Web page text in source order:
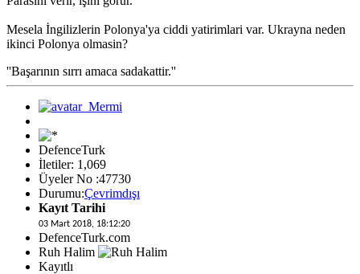
Mesela İngilizlerin Polonya'ya ciddi yatirimlari var. Ukrayna neden
ikinci Polonya olmasin?
''Başarının sırrı amaca sadakattir.''
DefenceTurk
İletiler: 1,069
Üyeler No :47730
Durumu:Çevrimdışı
Kayıt Tarihi
03 Mart 2018, 18:12:20
DefenceTurk.com
Ruh Halim
Kayıtlı